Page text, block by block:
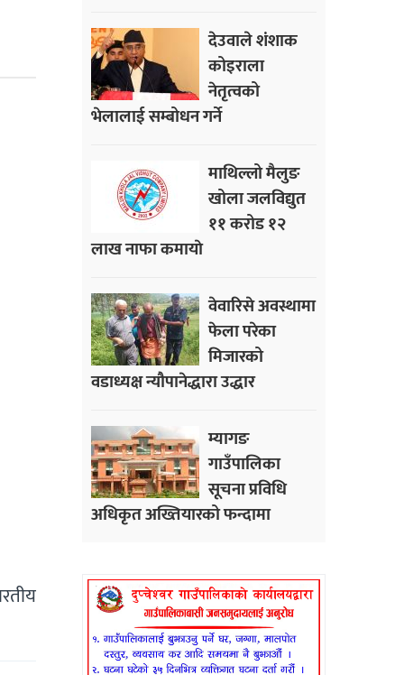
देउवाले शंशाक
कोइराला
नेतृत्वको
भेलालाई सम्बोधन गर्ने
माथिल्लो मैलुङ
खोला जलविद्युत
११ करोड १२
लाख नाफा कमायाे
वेवारिसे अवस्थामा
फेला परेका
मिजारको
वडाध्यक्ष न्यौपानेद्धारा उद्धार
म्यागङ
गाउँपालिका
सूचना प्रविधि
अधिकृत अख्तियारको फन्दामा